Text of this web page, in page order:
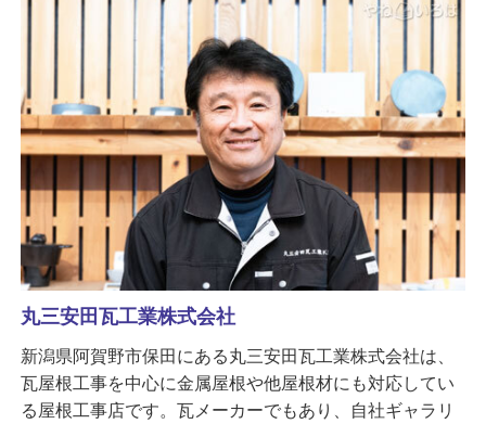
丸三安田瓦工業株式会社
新潟県阿賀野市保田にある丸三安田瓦工業株式会社は、
瓦屋根工事を中心に金属屋根や他屋根材にも対応してい
る屋根工事店です。瓦メーカーでもあり、自社ギャラリ